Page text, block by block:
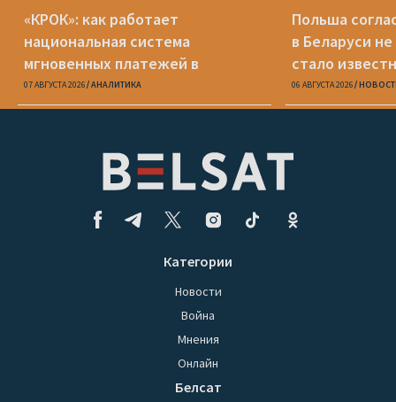
«КРОК»: как работает
национальная система
мгновенных платежей в
Беларуси
07 АВГУСТА 2026 АНАЛИТИКА
Польша
в Беларуси
стало
06 АВГУСТА 2026
Категории
Новости
Война
Мнения
Онлайн
Белсат